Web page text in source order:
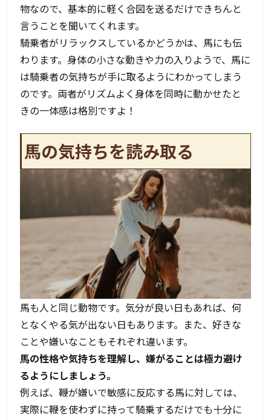
物なので、基本的に軽く合図を送るだけできちんと
言うことを聞いてくれます。
騎乗者がリラックスしているかどうかは、馬にも伝
わります。身体の小さな動きや力の入りようで、馬に
は騎乗者の気持ちが手に取るようにわかってしまう
のです。両者がリズムよく身体を同時に動かせたと
きの一体感は格別ですよ！
馬の気持ちを読み取る
馬も人と同じ動物です。気分が良い日もあれば、何
となくやる気が出ない日もあります。また、好きな
ことや嫌いなこともそれぞれ違います。
馬の性格や気持ちを理解し、嫌がることは極力避け
るようにしましょう。
例えば、鞭が嫌いで敏感に反応する馬に対しては、
実際に鞭を使わずに持って騎乗するだけでも十分に